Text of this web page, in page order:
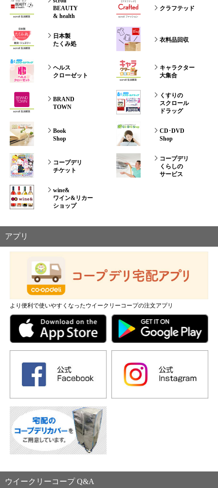
BEAUTY
& health
クラフテッド
日本製
たくみ処
衣料品回収
ヘルス
クローゼット
キャラクター
大集合
BRAND
TOWN
くすりの
スクロール
ドラッグ
Book
Shop
CD･DVD
Shop
コープデリ
チケット
コープデリ
くらしの
サービス
wine&
ワイン&リカー
ショップ
アプリ
より便利で使いやすくなったウイークリーコープの注文アプリ
ウイークリーコープ Q&A